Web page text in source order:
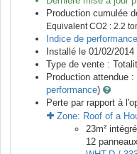
Production cumulée
Equivalent CO2 : 2.2
Indice de
Installé le 01/02/2014
Type de vente :
Production attendue :
performance)
Perte par rapport à
Zone: Roof of a
23m²
12 panneaux